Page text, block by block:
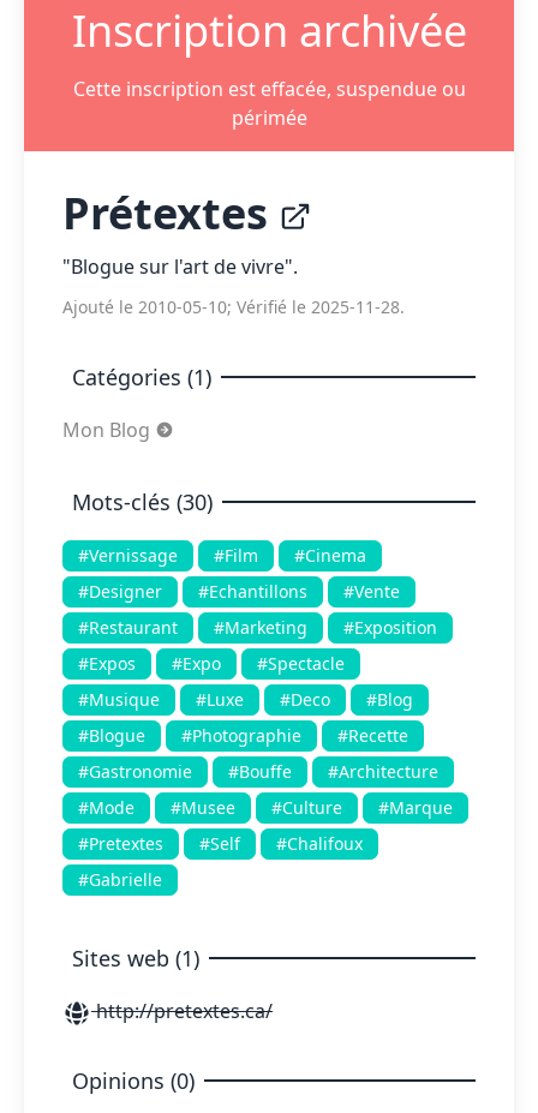
Inscription archivée
Cette inscription est effacée, suspendue ou
périmée
Prétextes
"Blogue sur l'art de vivre".
Ajouté le 2010-05-10; Vérifié le 2025-11-28.
Catégories (1)
Mon Blog
Mots-clés (30)
#Vernissage #Film
#Cinema
#Designer
#Echantillons
#Vente
#Restaurant
#Marketing
#Exposition
#Expos
#Expo
#Spectacle
#Musique
#Luxe #Deco
#Blog
#Blogue
#Photographie
#Recette
#Gastronomie
#Bouffe
#Architecture
#Mode
#Musee #Culture
#Marque
#Pretextes
#Self
#Chalifoux
#Gabrielle
Sites web (1)
http://pretextes.ca/
Opinions (0)